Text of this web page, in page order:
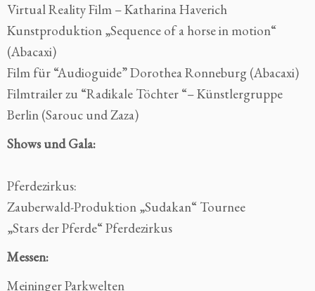
Virtual Reality Film – Katharina Haverich
Kunstproduktion „Sequence of a horse in motion“
(Abacaxi)
Film für “Audioguide” Dorothea Ronneburg (Abacaxi)
Filmtrailer zu “Radikale Töchter “– Künstlergruppe
Berlin (Sarouc und Zaza)
Shows und Gala:
Pferdezirkus:
Zauberwald-Produktion „Sudakan“ Tournee
„Stars der Pferde“ Pferdezirkus
Messen:
Meininger Parkwelten